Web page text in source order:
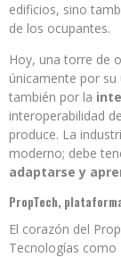
edificios, sino
de los ocupantes.
Hoy, una torre de
únicamente por
también por la
interoperabilidad
produce. La
moderno; debe
adaptarse y
PropTech,
El corazón del
Tecnologías como